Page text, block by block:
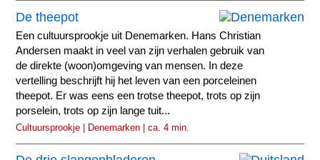
De theepot
Een cultuursprookje uit Denemarken. Hans Christian
Andersen maakt in veel van zijn verhalen gebruik van
de direkte (woon)omgeving van mensen. In deze
vertelling beschrijft hij het leven van een porceleinen
theepot. Er was eens een trotse theepot, trots op zijn
porselein, trots op zijn lange tuit...
Cultuursprookje | Denemarken | ca. 4 min.